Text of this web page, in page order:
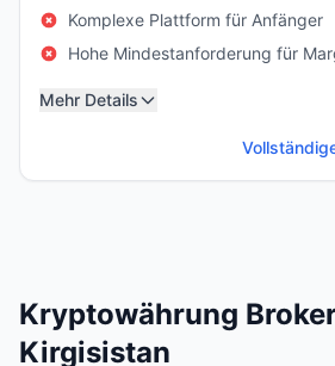
Komplexe Plattform für Anfänger
Hohe Mindestanforderung für
Mehr Details
Kryptowährung
Kirgisistan